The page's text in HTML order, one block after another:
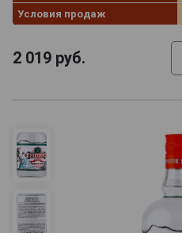
Условия продаж
2 019 руб.